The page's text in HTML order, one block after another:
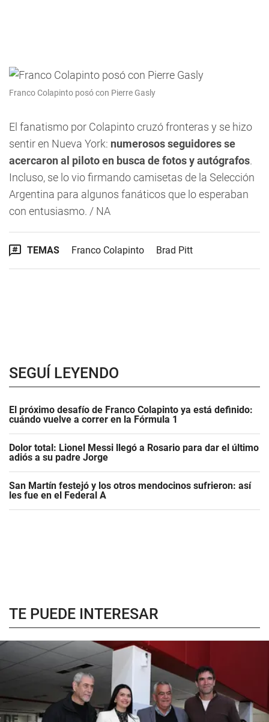
Franco Colapinto posó con Pierre Gasly
El fanatismo por Colapinto cruzó fronteras y se hizo
sentir en Nueva York: numerosos seguidores se
acercaron al piloto en busca de fotos y autógrafos.
Incluso, se lo vio firmando camisetas de la Selección
Argentina para algunos fanáticos que lo esperaban
con entusiasmo. / NA
TEMAS Franco Colapinto Brad Pitt
SEGUÍ LEYENDO
El próximo desafío de Franco Colapinto ya está definido:
cuándo vuelve a correr en la Fórmula 1
Dolor total: Lionel Messi llegó a Rosario para dar el último
adiós a su padre Jorge
San Martín festejó y los otros mendocinos sufrieron: así
les fue en el Federal A
TE PUEDE INTERESAR